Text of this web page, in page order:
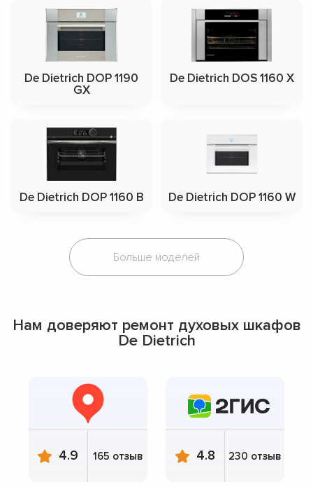
De Dietrich DOP 1190
GX
De Dietrich DOS 1160 X
De Dietrich DOP 1160 B De Dietrich DOP 1160 W
Больше моделей
Нам доверяют ремонт духовых шкафов
De Dietrich
4.9 165 отзыв 4.8 230 отзыв